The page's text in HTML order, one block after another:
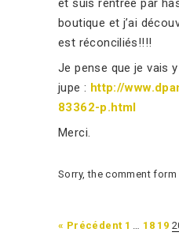
et suis rentrée par
boutique et j’ai
est réconciliés!!!!
Je pense que je vais
jupe : http://
83362-p.html
Merci.
Sorry, the comment
« Précédent 1 18 19